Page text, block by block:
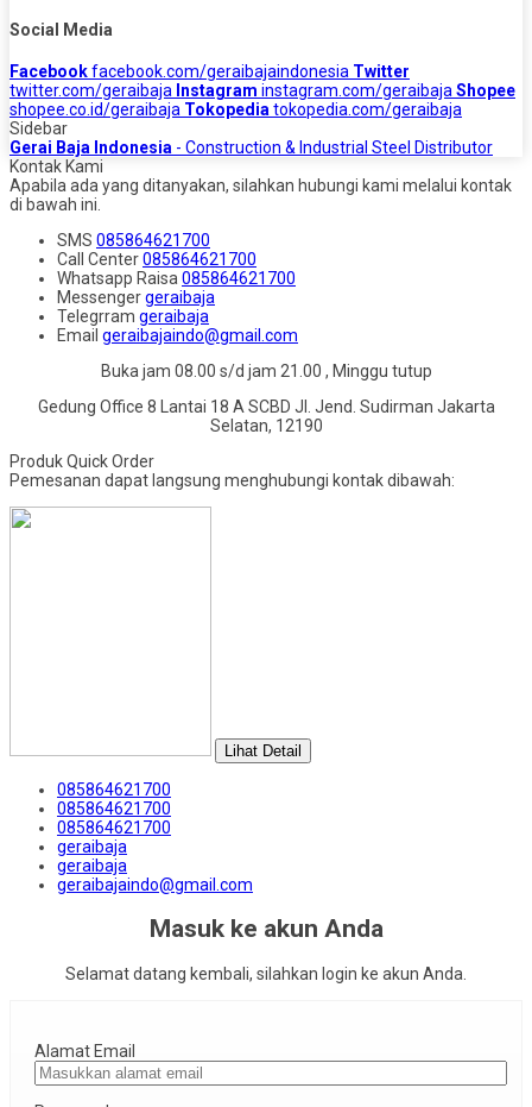
Social Media
Facebookfacebook.com/geraibajaindonesia Twitter
twitter.com/geraibaja Instagram instagram.com/geraibaja Shopee
shopee.co.id/geraibaja Tokopedia tokopedia.com/geraibaja
Sidebar
Gerai Baja Indonesia - Construction & Industrial Steel Distributor
Kontak Kami
Apabila ada yang ditanyakan, silahkan hubungi kami melalui kontak
di bawah ini.
SMS 085864621700
Call Center085864621700
Whatsapp Raisa 085864621700
Messengergeraibaja
Telegrram geraibaja
Email geraibajaindo@gmail.com
Buka jam 08.00 s/d jam 21.00 , Minggu tutup
Gedung Office 8 Lantai 18 A SCBD Jl. Jend. Sudirman Jakarta
Selatan, 12190
Produk Quick Order
Pemesanan dapat langsung menghubungi kontak dibawah:
Lihat Detail
085864621700
085864621700
085864621700
geraibaja
geraibaja
geraibajaindo@gmail.com
Masuk ke akun Anda
Selamat datang kembali, silahkan login ke akun Anda.
Alamat Email